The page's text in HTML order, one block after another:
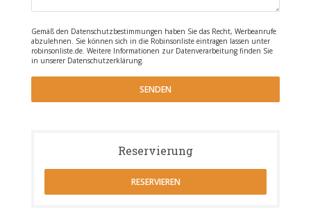
Gemäß den Datenschutzbestimmungen haben Sie das Recht, Werbeanrufe
abzulehnen. Sie können sich in die Robinsonliste eintragen lassen unter
robinsonliste.de. Weitere Informationen zur Datenverarbeitung finden Sie
in unserer Datenschutzerklärung.
Reservierung
RESERVIEREN